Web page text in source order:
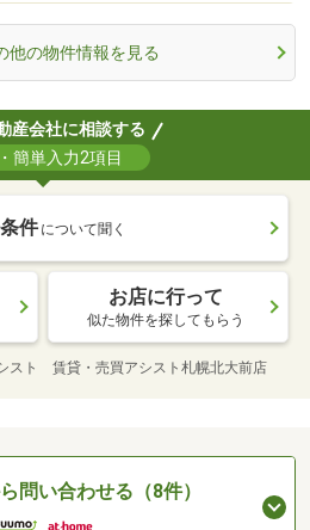
他の物件情報を見る
産会社に相談する
簡単入力2項目
件 について聞く
お店に行って
似た物件を探してもらう
スト 賃貸・売買アシスト札幌北大前店
問い合わせる（8件）